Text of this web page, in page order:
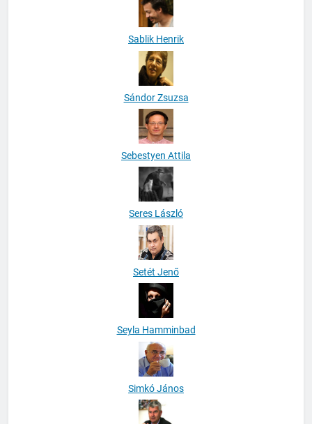
Sablik Henrik
Sándor Zsuzsa
Sebestyen Attila
Seres László
Setét Jenő
Seyla Hamminbad
Simkó János